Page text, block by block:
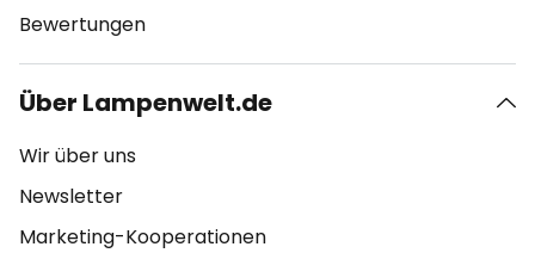
Bewertungen
Über Lampenwelt.de
Wir über uns
Newsletter
Marketing-Kooperationen